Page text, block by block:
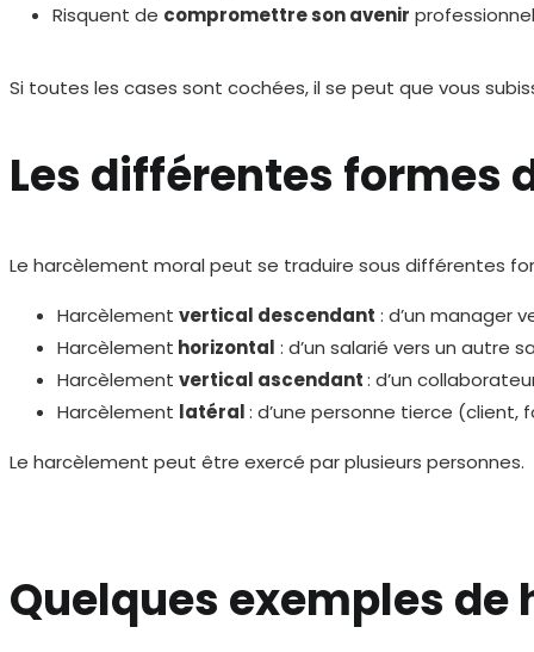
Risquent de compromettre son avenir
Si toutes les cases sont cochées, il se peut que vous
Les différentes formes
Le harcèlement moral peut se traduire sous différentes
Harcèlement vertical descendant : d’un manager
Harcèlement horizontal : d’un salarié vers un autre
Harcèlement vertical ascendant: d’un
Harcèlement latéral: d’une personne tierce (client,
Le harcèlement peut être exercé par plusieurs personnes.
Quelques exemples